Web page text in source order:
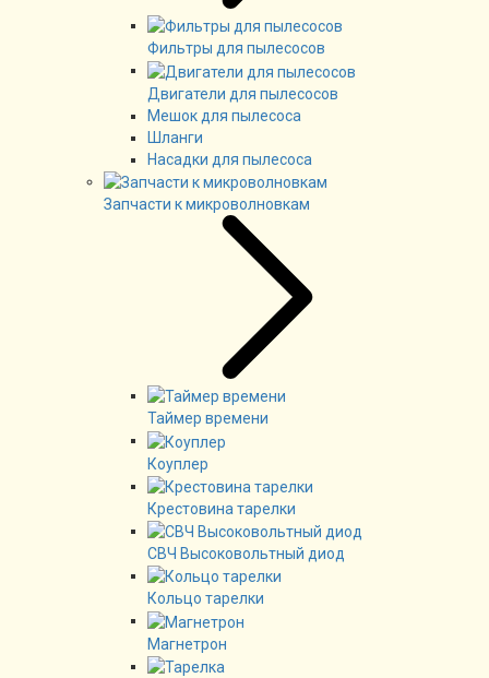
Фильтры для пылесосов
Двигатели для пылесосов
Мешок для пылесоса
Шланги
Насадки для пылесоса
Запчасти к микроволновкам
Таймер времени
Коуплер
Крестовина тарелки
СВЧ Высоковольтный диод
Кольцо тарелки
Магнетрон